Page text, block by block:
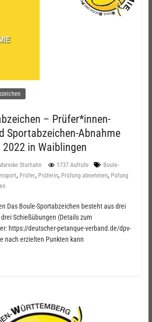
– Prüfer*innen-
Sportabzeichen-Abnahme
in Waiblingen
Mareike Sturhahn 1737 Aufrufe
Boule-
, Prüfer, Prüferin, Prüfung abnehmen, Püfung
Das Boule-Sportabzeichen besteht aus drei
Schießübungen (Details zum
https://deutscher-petanque-verband.de/dpv-
nach erzielten Punkten kann